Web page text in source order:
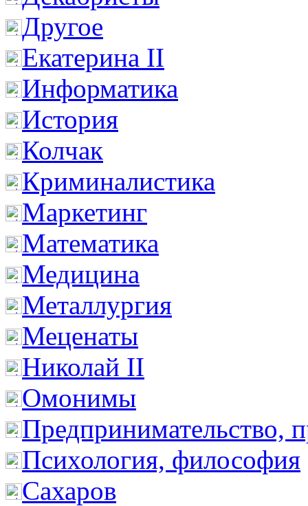
Другое
Екатерина II
Информатика
История
Колчак
Криминалистика
Маркетинг
Математика
Медицина
Металлургия
Меценаты
Николай II
Омонимы
Предпринимательство,
Психология, философия
Сахаров